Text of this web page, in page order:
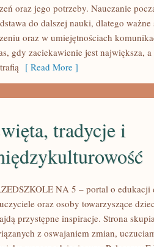
oraz jego potrzeby. Nauczanie
do dalszej nauki, dlatego
oraz w umiejętnościach
gdy zaciekawienie jest największa,
[ Read More ]
tradycje i
NA 5 – portal o
oraz osoby towarzyszące
przystępne inspiracje. Strona
z oswajaniem zmian,